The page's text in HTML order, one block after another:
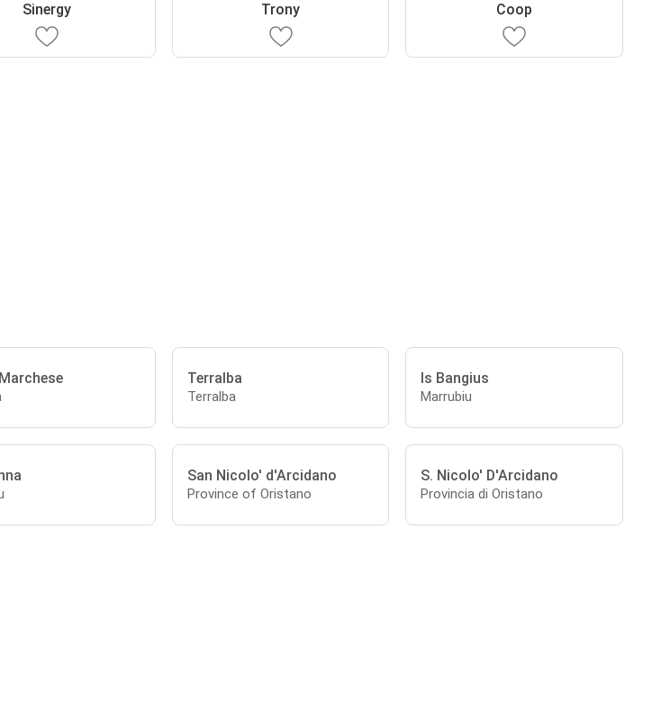
Sinergy Trony Coop
Terralba
Terralba
Is Bangius
Marrubiu
San Nicolo' d'Arcidano
Province of Oristano
S. Nicolo' D'Arcidano
Provincia di Oristano